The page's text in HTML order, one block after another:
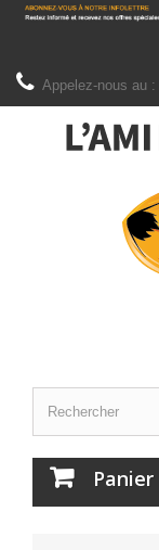
Appelez-nous au :
Panier